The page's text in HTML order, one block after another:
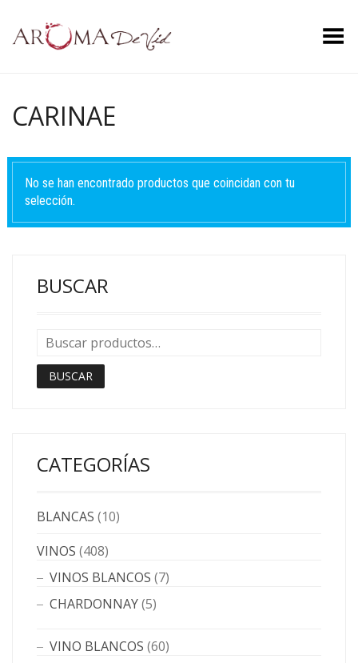
Menú
CARINAE
No se han encontrado productos que coincidan con tu
selección.
BUSCAR
BUSCAR
CATEGORÍAS
BLANCAS (10)
VINOS (408)
VINOS BLANCOS (7)
CHARDONNAY(5)
VINO BLANCOS (60)